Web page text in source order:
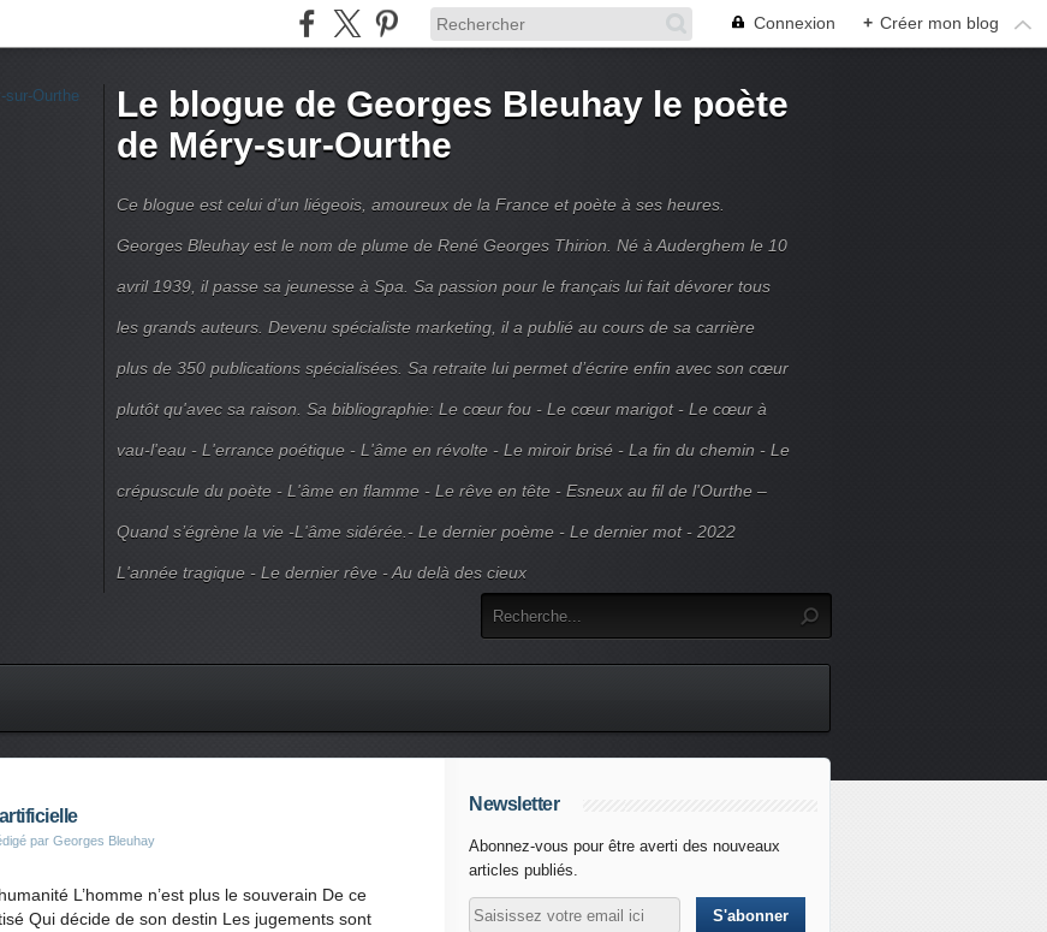
Connexion + Créer mon blog
Le blogue de Georges Bleuhay le poète
de Méry-sur-Ourthe
Ce blogue est celui d'un liégeois, amoureux de la France et poète à ses heures.
Georges Bleuhay est le nom de plume de René Georges Thirion. Né à Auderghem le 10
avril 1939, il passe sa jeunesse à Spa. Sa passion pour le français lui fait dévorer tous
les grands auteurs. Devenu spécialiste marketing, il a publié au cours de sa carrière
plus de 350 publications spécialisées. Sa retraite lui permet d’écrire enfin avec son cœur
plutôt qu'avec sa raison. Sa bibliographie: Le cœur fou - Le cœur marigot - Le cœur à
vau-l'eau - L'errance poétique - L'âme en révolte - Le miroir brisé - La fin du chemin - Le
crépuscule du poète - L'âme en flamme - Le rêve en tête - Esneux au fil de l'Ourthe –
Quand s’égrène la vie -L'âme sidérée.- Le dernier poème - Le dernier mot - 2022
L'année tragique - Le dernier rêve - Au delà des cieux
par Georges Bleuhay
L’homme n’est plus le souverain De ce
Qui décide de son destin Les jugements sont
Newsletter
Abonnez-vous pour être averti des nouveaux
articles publiés.